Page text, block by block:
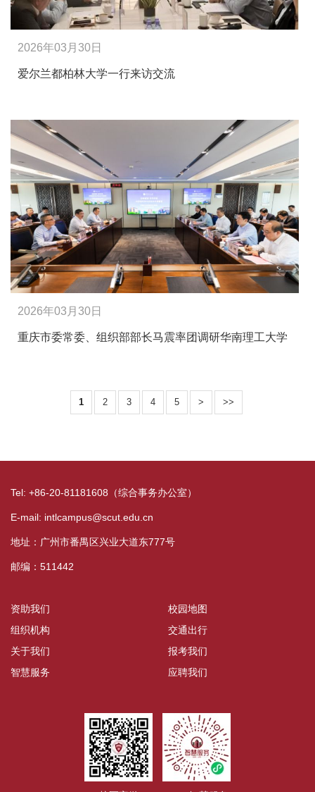
2026年03月30日
爱尔兰都柏林大学一行来访交流
2026年03月30日
重庆市委常委、组织部部长马震率团调研华南理工大学
1 2 3 4 5 > >>
Tel: +86-20-81181608（综合事务办公室）
E-mail: intlcampus@scut.edu.cn
地址：广州市番禺区兴业大道东777号
邮编：511442
资助我们
组织机构
关于我们
智慧服务
校园地图
交通出行
报考我们
应聘我们